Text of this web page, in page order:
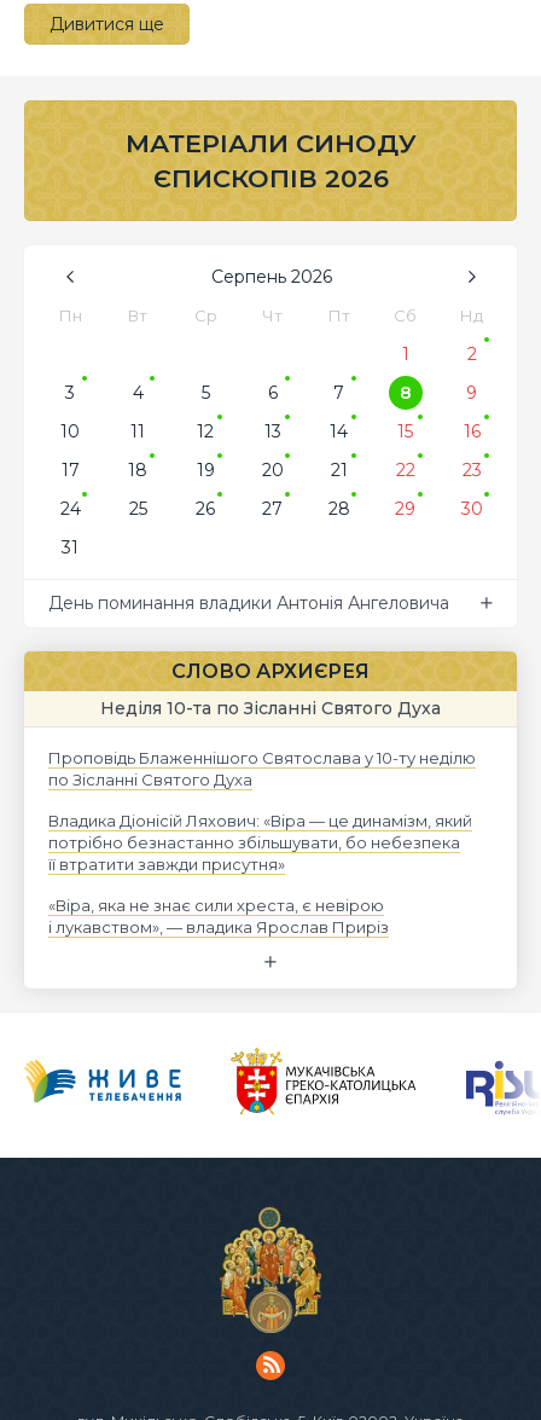
Дивитися ще
МАТЕРІАЛИ СИНОДУ
ЄПИСКОПІВ 2026
Серпень 2026
Пн Вт Ср Чт Пт Сб Нд
1
2
3
4 5 6 7 8
9
10
11 12 13 14 15
16
17
18 19 20 21 22
23
24
25 26 27 28 29
30
31
День поминання владики Антонія Ангеловича
СЛОВО АРХИЄРЕЯ
Неділя 10-та по Зісланні Святого Духа
Проповідь Блаженнішого Святослава у 10-ту неділю
по Зісланні Святого Духа
Владика Діонісій Ляхович: «Віра — це динамізм, який
потрібно безнастанно збільшувати, бо небезпека
її втратити завжди присутня»
«Віра, яка не знає сили хреста, є невірою
і лукавством», — владика Ярослав Приріз